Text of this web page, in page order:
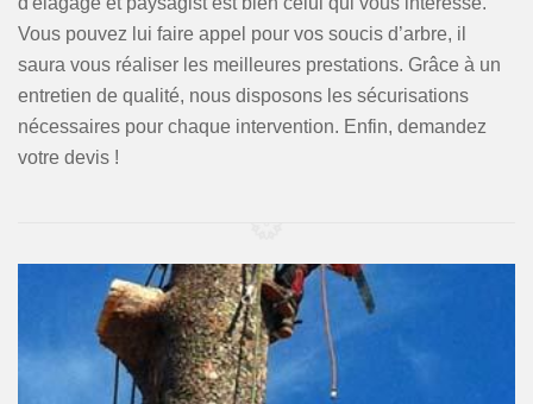
Vous pouvez lui faire appel pour vos soucis d’arbre, il
saura vous réaliser les meilleures prestations. Grâce à un
entretien de qualité, nous disposons les sécurisations
nécessaires pour chaque intervention. Enfin, demandez
votre devis !